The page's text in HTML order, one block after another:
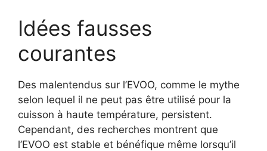
Idées fausses
courantes
Des malentendus sur l’EVOO, comme le mythe
selon lequel il ne peut pas être utilisé pour la
cuisson à haute température, persistent.
Cependant, des recherches montrent que
l’EVOO est stable et bénéfique même lorsqu’il